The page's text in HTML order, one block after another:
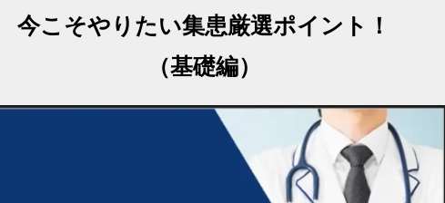
今こそやりたい集患厳選ポイント！
（基礎編）